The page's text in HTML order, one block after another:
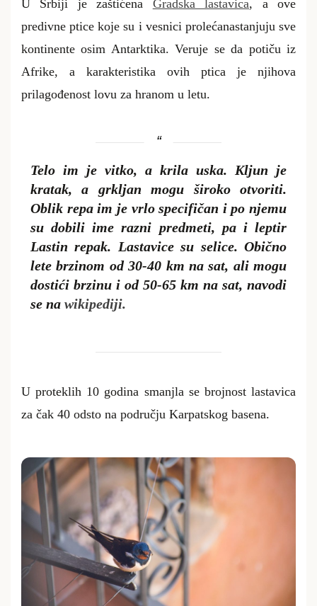
U Srbiji je zaštićena Gradska lastavica, a ove
predivne ptice koje su i vesnici prolećanastanjuju sve
kontinente osim Antarktika. Veruje se da potiču iz
Afrike, a karakteristika ovih ptica je njihova
prilagođenost lovu za hranom u letu.
Telo im je vitko, a krila uska. Kljun je
kratak, a grkljan mogu široko otvoriti.
Oblik repa im je vrlo specifičan i po njemu
su dobili ime razni predmeti, pa i leptir
Lastin repak. Lastavice su selice. Obično
lete brzinom od 30-40 km na sat, ali mogu
dostići brzinu i od 50-65 km na sat, navodi
se nawikipediji.
U proteklih 10 godina smanjla se brojnost lastavica
za čak 40 odsto na području Karpatskog basena.